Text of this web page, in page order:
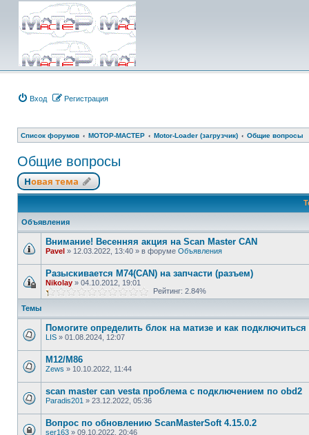
Вход Регистрация
Список форумов МОТОР-МАСТЕР Motor-Loader (загрузчик) Общие вопросы
Общие вопросы
Новая тема
Объявления
Внимание! Весенняя акция на Scan Master CAN
Pavel » 12.03.2022, 13:40 » в форуме Объявления
Разыскивается M74(CAN) на запчасти (разъем)
Nikolay » 04.10.2012, 19:01
Рейтинг: 2.84%
Темы
Помогите определить блок на матизе и как подключиться
LIS » 01.08.2024, 12:07
М12/М86
Zews » 10.10.2022, 11:44
scan master can vesta проблема с подключением по obd2
Paradis201 » 23.12.2022, 05:36
Вопрос по обновлению ScanMasterSoft 4.15.0.2
ser163 » 09.10.2022, 20:46